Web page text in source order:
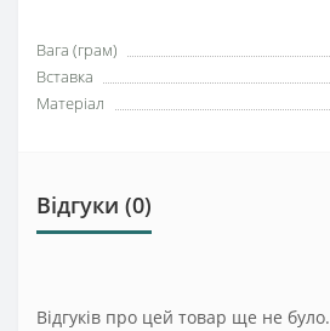
Вага (грам)
Вставка
Матеріал
Відгуки (0)
Відгуків про цей товар ще не було.